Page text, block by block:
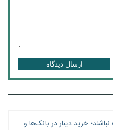
ارسال دیدگاه
نباشند؛ خرید دینار در بانک‌ها و